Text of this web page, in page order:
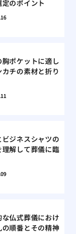
のポイント
ポケットに適し
カチの素材と折り
ビジネスシャツの
理解して葬儀に臨
な仏式葬儀におけ
の順番とその精神